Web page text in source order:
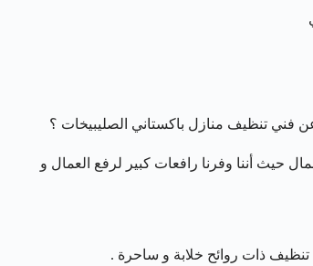
فني تنظيف منازل باكستاني الصليبيخات ؟
حيث أننا وفرنا رافعات كبير لرفع العمال و
ذات روائح خلابة و ساحرة .